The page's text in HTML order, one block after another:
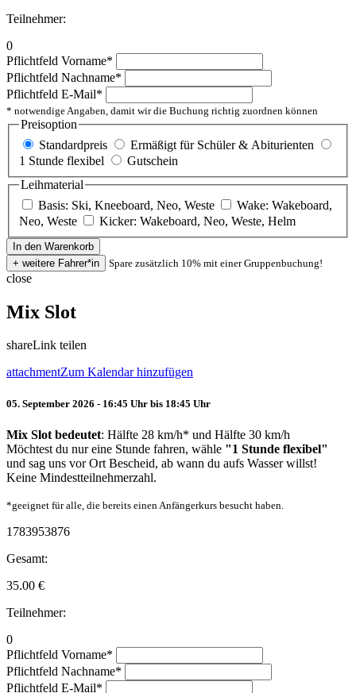
Teilnehmer:
0
Pflichtfeld Vorname*
Pflichtfeld Nachname*
Pflichtfeld E-Mail*
* notwendige Angaben, damit wir die Buchung richtig zuordnen können
Preisoption
Standardpreis
Ermäßigt für Schüler & Abiturienten
1 Stunde flexibel
Gutschein
Leihmaterial
Basis: Ski, Kneeboard, Neo, Weste
Wake: Wakeboard,
Neo, Weste
Kicker: Wakeboard, Neo, Weste, Helm
Spare zusätzlich 10% mit einer Gruppenbuchung!
close
Mix Slot
shareLink teilen
attachmentZum Kalendar hinzufügen
05. September 2026 - 16:45 Uhr bis 18:45 Uhr
Mix Slot bedeutet: Hälfte 28 km/h* und Hälfte 30 km/h
Möchtest du nur eine Stunde fahren, wähle "1 Stunde flexibel"
und sag uns vor Ort Bescheid, ab wann du aufs Wasser willst!
Keine Mindestteilnehmerzahl.
*geeignet für alle, die bereits einen Anfängerkurs besucht haben.
1783953876
Gesamt:
35.00 €
Teilnehmer:
0
Pflichtfeld Vorname*
Pflichtfeld Nachname*
Pflichtfeld E-Mail*